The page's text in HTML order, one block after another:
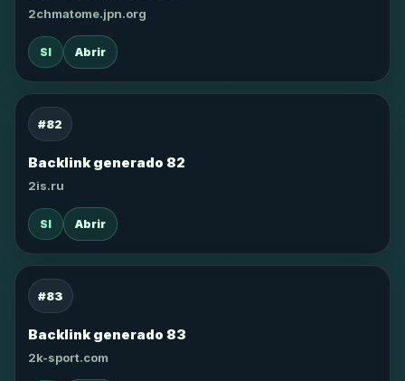
2chmatome.jpn.org
SI Abrir
#82
Backlink generado 82
2is.ru
SI Abrir
#83
Backlink generado 83
2k-sport.com